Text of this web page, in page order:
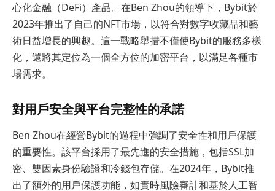
心化金融（DeFi）產品。在Ben Zhou的領導下，Bybit於
2023年推出了自己的NFT市場，以符合對數字收藏品和藝
術日益增長的興趣。這一戰略舉措不僅使Bybit的服務多樣
化，還將其定位為一個全方位的加密平台，以滿足各種市
場需求。
對用戶安全與平台完整性的承諾
Ben Zhou在經營Bybit的過程中強調了安全性和用戶保護
的重要性。該平台採用了最先進的安全措施，包括SSL加
密、雙因素身份驗證和冷錢包存儲。在2024年，Bybit推
出了額外的用戶保護功能，如實時風險審計和基於人工智